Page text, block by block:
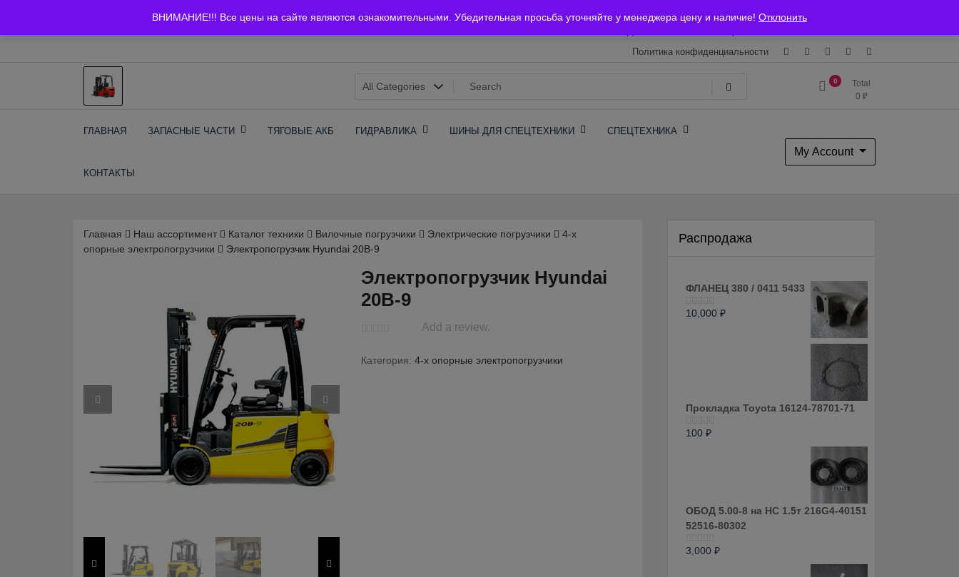
ВНИМАНИЕ!!! Все цены на сайте являются ознакомительными. Убедительная просьба уточняйте у менеджера цену и наличие! Отклонить
content
Политика конфиденциальности
Запчасти для вилочых
0
Total
0 ₽
ГЛАВНАЯ ЗАПАСНЫЕ ЧАСТИ ТЯГОВЫЕ АКБ ГИДРАВЛИКА ШИНЫ ДЛЯ СПЕЦТЕХНИКИ СПЕЦТЕХНИКА
КОНТАКТЫ
My Account
Главная Наш ассортимент Каталог техники Вилочные погрузчики Электрические погрузчики
4-х
опорные электропогрузчики
Электропогрузчик Hyundai 20B-9
Электропогрузчик Hyundai
20B-9
Add a review.
Категория: 4-х опорные электропогрузчики
Распродажа
ФЛАНЕЦ 380 / 0411 5433
Оценка
10,000 ₽
Прокладка Toyota 16124-78701-71
Оценка
100 ₽
ОБОД 5.00-8 на HC 1.5т 216G4-40151
52516-80302
Оценка
3,000 ₽